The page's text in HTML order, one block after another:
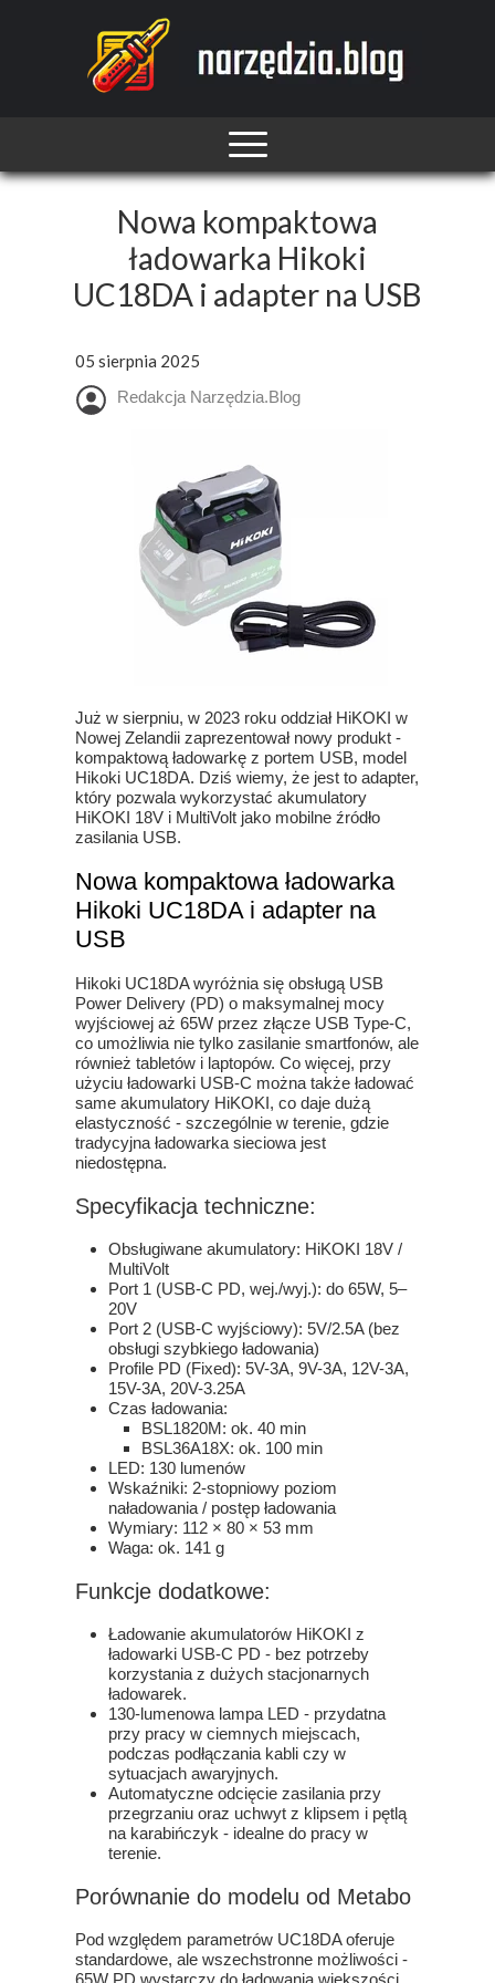
Nowa kompaktowa
ładowarka Hikoki
UC18DA i adapter na USB
05 sierpnia 2025
Redakcja Narzędzia.Blog
Już w sierpniu, w 2023 roku oddział HiKOKI w
Nowej Zelandii zaprezentował nowy produkt -
kompaktową ładowarkę z portem USB, model
Hikoki UC18DA. Dziś wiemy, że jest to adapter,
który pozwala wykorzystać akumulatory
HiKOKI 18V i MultiVolt jako mobilne źródło
zasilania USB.
Nowa kompaktowa ładowarka
Hikoki UC18DA i adapter na
USB
Hikoki UC18DA wyróżnia się obsługą USB
Power Delivery (PD) o maksymalnej mocy
wyjściowej aż 65W przez złącze USB Type-C,
co umożliwia nie tylko zasilanie smartfonów, ale
również tabletów i laptopów. Co więcej, przy
użyciu ładowarki USB-C można także ładować
same akumulatory HiKOKI, co daje dużą
elastyczność - szczególnie w terenie, gdzie
tradycyjna ładowarka sieciowa jest
niedostępna.
Specyfikacja techniczne:
Obsługiwane akumulatory: HiKOKI 18V /
MultiVolt
Port 1 (USB-C PD, wej./wyj.): do 65W, 5–
20V
Port 2 (USB-C wyjściowy): 5V/2.5A (bez
obsługi szybkiego ładowania)
Profile PD (Fixed): 5V-3A, 9V-3A, 12V-3A,
15V-3A, 20V-3.25A
Czas ładowania:
BSL1820M: ok. 40 min
BSL36A18X: ok. 100 min
LED: 130 lumenów
Wskaźniki: 2-stopniowy poziom
naładowania / postęp ładowania
Wymiary: 112 × 80 × 53 mm
Waga: ok. 141 g
Funkcje dodatkowe:
Ładowanie akumulatorów HiKOKI z
ładowarki USB-C PD - bez potrzeby
korzystania z dużych stacjonarnych
ładowarek.
130-lumenowa lampa LED - przydatna
przy pracy w ciemnych miejscach,
podczas podłączania kabli czy w
sytuacjach awaryjnych.
Automatyczne odcięcie zasilania przy
przegrzaniu oraz uchwyt z klipsem i pętlą
na karabińczyk - idealne do pracy w
terenie.
Porównanie do modelu od Metabo
Pod względem parametrów UC18DA oferuje
standardowe, ale wszechstronne możliwości -
65W PD wystarczy do ładowania większości